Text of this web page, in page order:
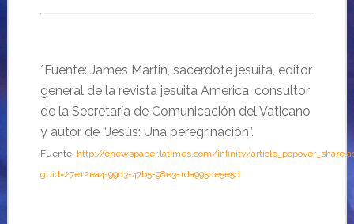
*Fuente: James Martin, sacerdote jesuita, editor
general de la revista jesuita America, consultor
de la Secretaría de Comunicación del Vaticano
y autor de “Jesús: Una peregrinación”.
Fuente: http://enewspaper.latimes.com/infinity/
guid=27e12ea4-99d3-47b5-98e3-1da995de5e5d